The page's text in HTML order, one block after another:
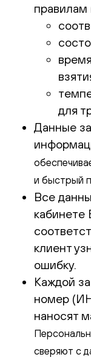
правилам
для
Данные
и быстрый
Все
кабинете
клиент
ошибку.
Каждой
номер
наносят
сверяют с